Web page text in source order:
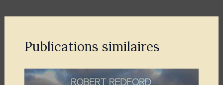
Publications similaires